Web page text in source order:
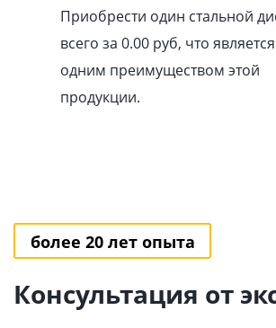
Приобрести один стальной
всего за 0.00 pуб, что
одним преимуществом этой
продукции.
более 20 лет опыта
Консультация от